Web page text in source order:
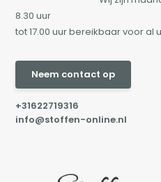
8.30 uur
tot 17.00 uur bereikbaar voor al
Neem contact op
+31622719316
info@stoffen-online.nl